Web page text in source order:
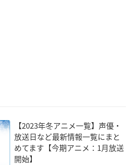
【2023年冬アニメ一覧】声優・
放送日など最新情報一覧にまと
めてます【今期アニメ：1月放送
開始】